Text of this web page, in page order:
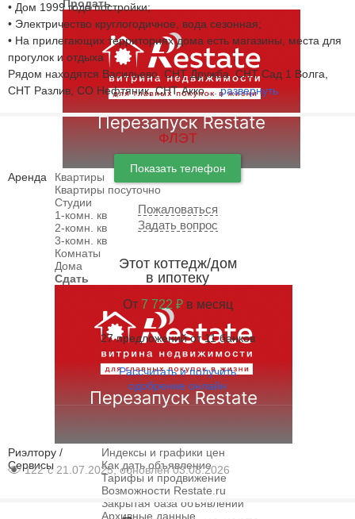
Продать
Аренда
Квартиры
Квартиры посуточно
Студии
1-комн. кв
2-комн. кв
3-комн. кв
Комнаты
Дома
Сдать
Риэлтору /
Сервисы
Индексы и графики цен
Как дать объявление
Тарифы и продвижение
Возможности Restate.ru
Закрытая база объявлений
Архивные данные
• Дом 1999 года постройки;
• Электричество круглогодичное, вода сезонная;
• На прилегающих территориях дома есть магазины, места для
прогулок и отдыха
Рядом находятся Васильево, СНТ Дружба, СНТ Сад 1 Волга,
СНТ Разлив, СО Нефтяник, СНТ Акко ...развернуть
ФЛЭТ
Показать телефон
Пожаловаться
Задать вопрос
Этот коттедж/дом
в ипотеку
От 7 722 ₽в месяц
27 предложений от 11 банков
Рассчитать и получить
одобрение онлайн
122 с 21.07.2025, обновлён 03.08.2026